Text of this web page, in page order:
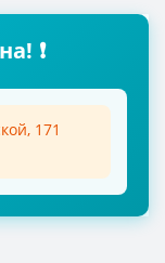
❗
171